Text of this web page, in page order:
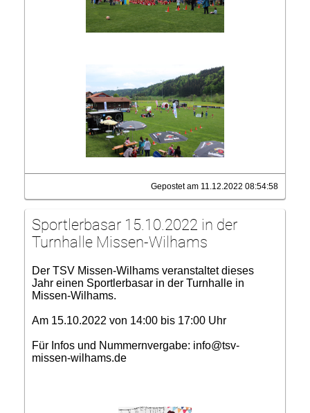
Gepostet am 11.12.2022 08:54:58
Sportlerbasar 15.10.2022 in der
Turnhalle Missen-Wilhams
Der TSV Missen-Wilhams veranstaltet dieses
Jahr einen Sportlerbasar in der Turnhalle in
Missen-Wilhams.
Am 15.10.2022 von 14:00 bis 17:00 Uhr
Für Infos und Nummernvergabe: info@tsv-
missen-wilhams.de